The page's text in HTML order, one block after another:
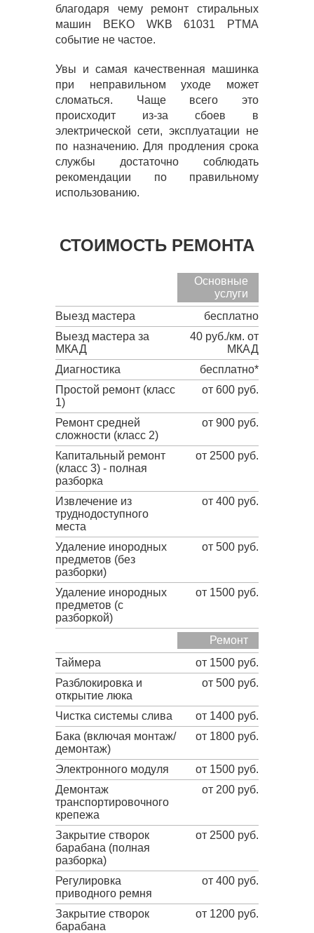
благодаря чему ремонт стиральных
машин BEKO WKB 61031 PTMA
событие не частое.
Увы и самая качественная машинка
при неправильном уходе может
сломаться. Чаще всего это
происходит из-за сбоев в
электрической сети, эксплуатации не
по назначению. Для продления срока
службы достаточно соблюдать
рекомендации по правильному
использованию.
СТОИМОСТЬ РЕМОНТА
Основные
услуги
Выезд мастера
бесплатно
Выезд мастера за
МКАД
40 руб./км. от
МКАД
Диагностика
бесплатно*
Простой ремонт (класс
1)
от 600 руб.
Ремонт средней
сложности (класс 2)
от 900 руб.
Капитальный ремонт
(класс 3) - полная
разборка
от 2500 руб.
Извлечение из
труднодоступного
места
от 400 руб.
Удаление инородных
предметов (без
разборки)
от 500 руб.
Удаление инородных
предметов (с
разборкой)
от 1500 руб.
Ремонт
Таймера
от 1500 руб.
Разблокировка и
открытие люка
от 500 руб.
Чистка системы слива
от 1400 руб.
Бака (включая монтаж/
демонтаж)
от 1800 руб.
Электронного модуля
от 1500 руб.
Демонтаж
транспортировочного
крепежа
от 200 руб.
Закрытие створок
барабана (полная
разборка)
от 2500 руб.
Регулировка
приводного ремня
от 400 руб.
Закрытие створок
барабана
от 1200 руб.